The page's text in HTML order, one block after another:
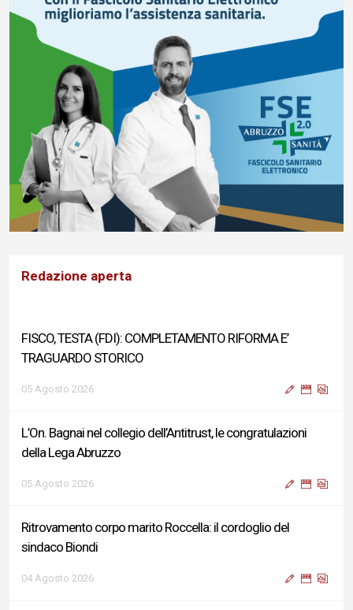
Redazione aperta
TRAGUARDO STORICO
della Lega Abruzzo
sindaco Biondi